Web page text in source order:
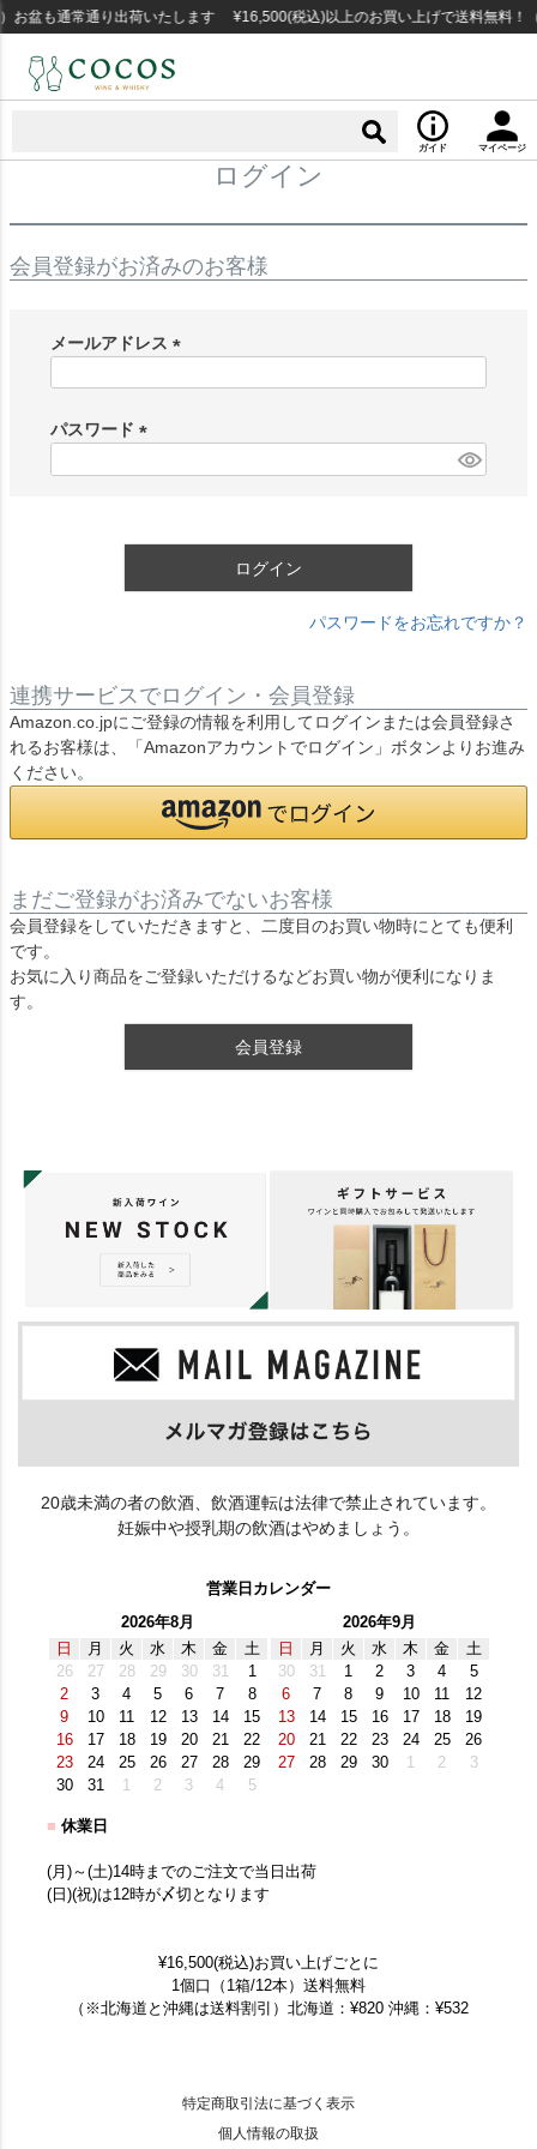
盆も通常通り出荷いたします ¥16,500(税込)以上のお買い上げで送料無料！
ガイド マイページ
ログイン
会員登録がお済みのお客様
メールアドレス
)
パスワード
ログイン
パスワードをお忘れですか？
連携サービスでログイン・会員登録
Amazon.co.jpにご登録の情報を利用してログインまたは会員登録さ
れるお客様は、「Amazonアカウントでログイン」ボタンよりお進み
ください。
まだご登録がお済みでないお客様
会員登録をしていただきますと、二度目のお買い物時にとても便利
です。
お気に入り商品をご登録いただけるなどお買い物が便利になりま
す。
会員登録
20歳未満の者の飲酒、飲酒運転は法律で禁止されています。
妊娠中や授乳期の飲酒はやめましょう。
営業日カレンダー
2026年8月
日
月 火 水 木 金
土
26
27 28 29 30 31
1
2
3 4 5 6 7
8
9
10 11 12 13 14
15
16
17 18 19 20 21
22
23
24 25 26 27 28
29
30
31 1 2 3 4 5
2026年9月
日
月 火 水 木 金
土
30
31 1 2 3 4
5
6
7 8 9 10 11
12
13
14 15 16 17 18
19
20
21 22 23 24 25
26
27
28 29 30 1 2 3
■ 休業日
(月)～(土)14時までのご注文で当日出荷
(日)(祝)は12時が〆切となります
¥16,500(税込)お買い上げごとに
1個口（1箱/12本）送料無料
（※北海道と沖縄は送料割引）北海道：¥820 沖縄：¥532
特定商取引法に基づく表示
個人情報の取扱